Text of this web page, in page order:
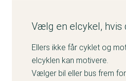
Vælg en elcykel, hvis
Ellers ikke får cyklet og
elcyklen kan motivere.
Vælger bil eller bus frem